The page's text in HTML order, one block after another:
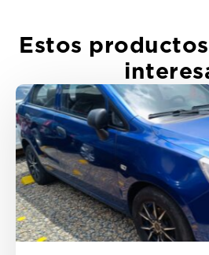
Estos